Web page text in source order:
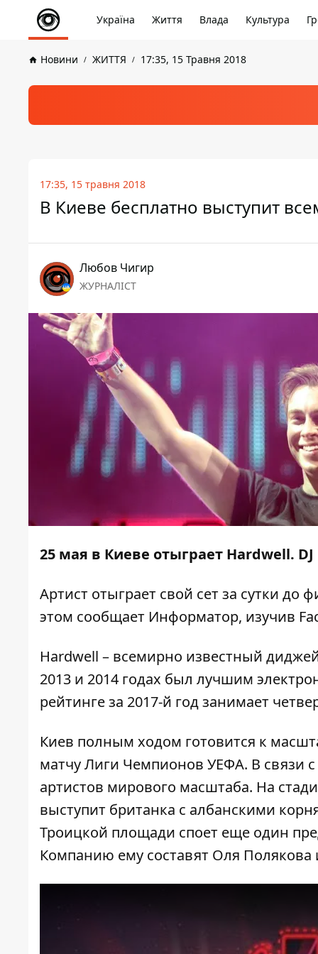
Україна Життя Влада Культура
Новини ЖИТТЯ 17:35, 15 Травня 2018
17:35, 15 травня 2018
В Киеве бесплатно выступит
Любов Чигир
ЖУРНАЛІСТ
25 мая в Киеве отыграет Hardwell.
Артист отыграет свой сет за сутки
этом сообщает Информатор, изучив
Hardwell – всемирно известный
2013 и 2014 годах был лучшим
рейтинге за 2017-й год занимает
Киев полным ходом готовится к
матчу Лиги Чемпионов УЕФА. В связи
артистов мирового масштаба. На
выступит британка с албанскими
Троицкой площади споет еще один
Компанию ему составят Оля